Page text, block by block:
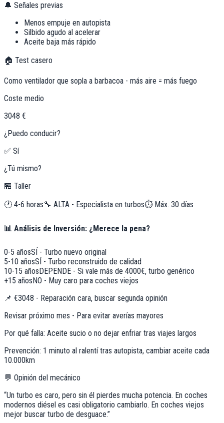
🔔 Señales previas
Menos empuje en autopista
Silbido agudo al acelerar
Aceite baja más rápido
🏠 Test casero
Como ventilador que sopla a barbacoa - más aire = más fuego
Coste medio
3048 €
¿Puedo conducir?
✅ Sí
¿Tú mismo?
🏪 Taller
🕐 4-6 horas🔧 ALTA - Especialista en turbos⏱️ Máx. 30 días
📊 Análisis de Inversión: ¿Merece la pena?
0-5 añosSÍ - Turbo nuevo original
5-10 añosSÍ - Turbo reconstruido de calidad
10-15 añosDEPENDE - Si vale más de 4000€, turbo genérico
+15 añosNO - Muy caro para coches viejos
📌 €3048 - Reparación cara, buscar segunda opinión
Revisar próximo mes - Para evitar averías mayores
Por qué falla: Aceite sucio o no dejar enfriar tras viajes largos
Prevención: 1 minuto al ralentí tras autopista, cambiar aceite cada
10.000km
💬 Opinión del mecánico
“Un turbo es caro, pero sin él pierdes mucha potencia. En coches
modernos diésel es casi obligatorio cambiarlo. En coches viejos
mejor buscar turbo de desguace.”